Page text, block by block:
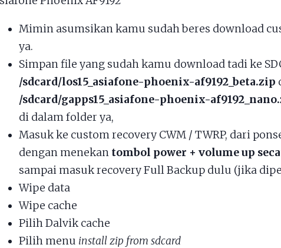
Mimin asumsikan kamu sudah beres download
ya.
Simpan file yang sudah kamu download tadi ke
/sdcard/los15_asiafone-phoenix-af9192_beta.zip
/sdcard/gapps15_asiafone-phoenix-
di dalam folder ya,
Masuk ke custom recovery CWM / TWRP, dari
dengan menekan tombol power + volume up
sampai masuk recovery Full Backup dulu (jika
Wipe data
Wipe cache
Pilih Dalvik cache
Pilih menu install zip from sdcard